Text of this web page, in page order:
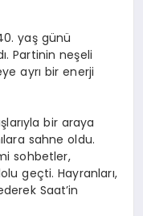
yaş günü
Partinin neşeli
ayrı bir enerji
bir araya
sahne oldu.
sohbetler,
geçti. Hayranları,
Saat’in